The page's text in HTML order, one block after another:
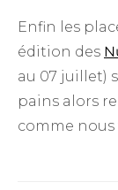
Enfin les
édition des
au 07 juillet)
pains alors
comme nous